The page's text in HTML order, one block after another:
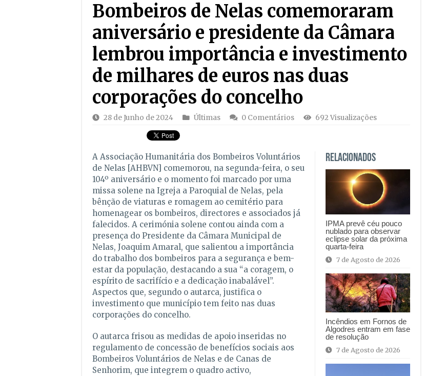
Bombeiros de Nelas comemoraram
aniversário e presidente da Câmara
lembrou importância e investimento
de milhares de euros nas duas
corporações do concelho
28 de Junho de 2024 Últimas 0 Comentários 692 Visualizações
Relacionados
IPMA prevê céu pouco
nublado para observar
eclipse solar da próxima
quarta-feira
7 de Agosto de 2026
Incêndios em Fornos de
Algodres entram em fase
de resolução
7 de Agosto de 2026
A Associação Humanitária dos Bombeiros Voluntários
de Nelas [AHBVN] comemorou, na segunda-feira, o seu
104º aniversário e o momento foi marcado por uma
missa solene na Igreja a Paroquial de Nelas, pela
bênção de viaturas e romagem ao cemitério para
homenagear os bombeiros, directores e associados já
falecidos. A cerimónia solene contou ainda com a
presença do Presidente da Câmara Municipal de
Nelas, Joaquim Amaral, que salientou a importância
do trabalho dos bombeiros para a segurança e bem-
estar da população, destacando a sua “a coragem, o
espírito de sacrifício e a dedicação inabalável”.
Aspectos que, segundo o autarca, justifica o
investimento que município tem feito nas duas
corporações do concelho.
O autarca frisou as medidas de apoio inseridas no
regulamento de concessão de benefícios sociais aos
Bombeiros Voluntários de Nelas e de Canas de
Senhorim, que integrem o quadro activo,